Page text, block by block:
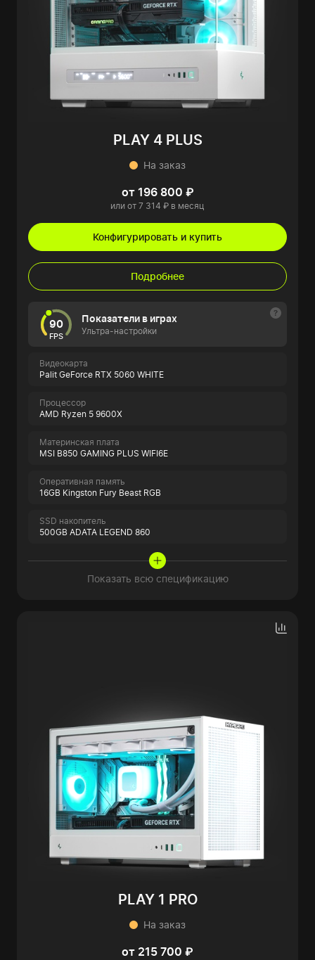
PLAY 4 PLUS
На заказ
от 196 800 ₽
или от 7 314 ₽ в месяц
Конфигурировать и купить
Подробнее
90
FPS
Показатели в играх
Ультра-настройки
Видеокарта
Palit GeForce RTX 5060 WHITE
Процессор
AMD Ryzen 5 9600X
Материнская плата
MSI B850 GAMING PLUS WIFI6E
Оперативная память
16GB Kingston Fury Beast RGB
SSD накопитель
500GB ADATA LEGEND 860
Показать всю спецификацию
PLAY 1 PRO
На заказ
от 215 700 ₽